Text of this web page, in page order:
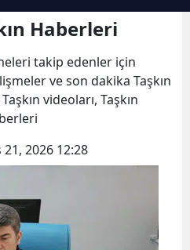
Haberleri
takip edenler için
ve son dakika Taşkın
videoları, Taşkın
21, 2026 12:28